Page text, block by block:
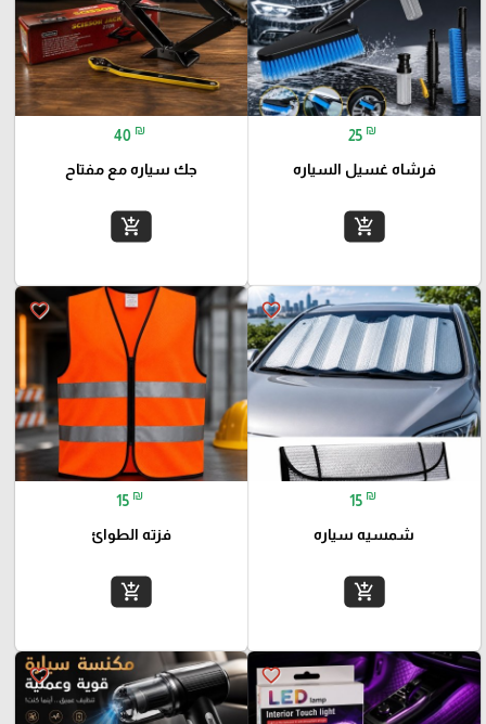
25 ₪
فرشاه غسيل السياره
add_shopping_cart
40 ₪
جك سياره مع مفتاح
add_shopping_cart
favorite_border
15 ₪
شمسيه سياره
add_shopping_cart
favorite_border
15 ₪
فزته الطوائ
add_shopping_cart
favorite_border
favorite_border